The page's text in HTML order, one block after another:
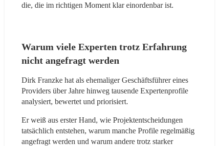
die, die im richtigen Moment klar einordenbar ist.
Warum viele Experten trotz Erfahrung
nicht angefragt werden
Dirk Franzke hat als ehemaliger Geschäftsführer eines
Providers über Jahre hinweg tausende Expertenprofile
analysiert, bewertet und priorisiert.
Er weiß aus erster Hand, wie Projektentscheidungen
tatsächlich entstehen, warum manche Profile regelmäßig
angefragt werden und warum andere trotz starker